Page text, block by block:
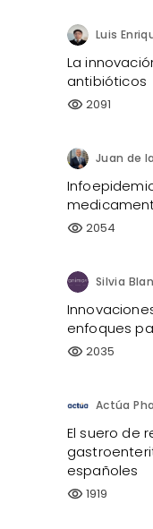
La
antibióticos
visibility 2091
Juan de
visibility 2054
enfoques
visibility 2035
Actúa
El suero de
españoles
visibility 1919